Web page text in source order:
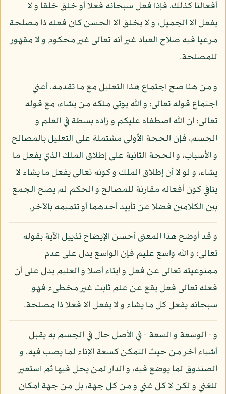
أفعالنا كذلك، فإذا فعل سبحانه فعلا أو خلق خلقا و لا
يفعل إلا الجميل، و لا يخلق إلا الحسن كان فعله ذا مصلحة
مرعيا فيه صلاح العباد غير أنه تعالى غير محكوم و لا مقهور
للمصلحة.
و من هنا صح اجتماع هذا التعليل مع ما تقدمه، أعني
اجتماع قوله تعالى: و الله يؤتي ملكه من يشاء، مع قوله
تعالى: إن الله اصطفاه عليكم و زاده بسطة في العلم و
الجسم، فإن الحجة الأولى مشتملة على التعليل بالمصالح
و الأسباب، و الحجة الثانية على إطلاق الملك الذي يفعل ما
يشاء، و لو لا أن إطلاق الملك و كونه تعالى يفعل ما يشاء لا
ينافي كون أفعاله مقارنة للمصالح و الحكم لم يصح الجمع
بين الكلامين فضلا عن تأييد أحدهما أو تتميمه بالآخر.
و قد أوضح هذا المعنى أحسن الإيضاح تذييل الآية بقوله
تعالى: و الله واسع عليم فإن الواسع يدل على عدم
ممنوعيته تعالى عن فعل و إيتاء أصلا و العليم يدل على أن
فعله تعالى فعل يقع عن علم ثابت غير مخطىء فهو
سبحانه يفعل كل ما يشاء و لا يفعل إلا فعلا ذا مصلحة.
و - الوسعة و السعة - في الأصل حال في الجسم به يقبل
أشياء أخر من حيث التمكن كسعة الإناء لما يصب فيه، و
الصندوق لما يوضع فيه، و الدار لمن يحل فيها ثم استعير
للغني و لكن لا كل غني و من كل جهة، بل من جهة إمكان